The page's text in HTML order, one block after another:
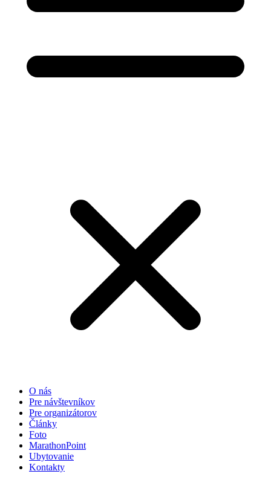
O nás
Pre návštevníkov
Pre organizátorov
Články
Foto
MarathonPoint
Ubytovanie
Kontakty